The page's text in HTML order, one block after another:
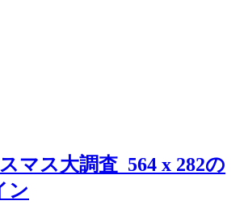
マス大調査_564 x 282の
ン